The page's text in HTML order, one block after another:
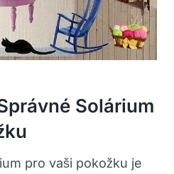
Solárium
pro⁣ vaši pokožku je